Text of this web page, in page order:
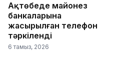
Ақтөбеде майонез
банкаларына
жасырылған телефон
тәркіленді
6 тамыз, 2026